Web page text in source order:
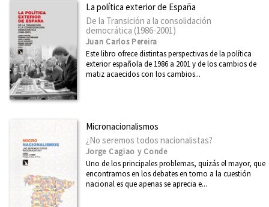
La política exterior de España
De la Transición a la consolidación
democrática (1986-2001)
Juan Carlos Pereira
Este libro ofrece distintas perspectivas de la política
exterior española de 1986 a 2001 y de los cambios de
matiz acaecidos con los cambios...
Micronacionalismos
¿No seremos todos nacionalistas?
Jorge Cagiao y Conde
Uno de los principales problemas, quizás el mayor, que
encontramos en los debates en torno a la cuestión
nacional es que apenas se aprecia e...